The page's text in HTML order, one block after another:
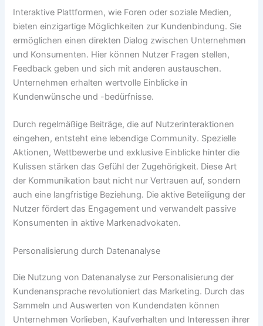
Interaktive Plattformen, wie Foren oder soziale Medien,
bieten einzigartige Möglichkeiten zur Kundenbindung. Sie
ermöglichen einen direkten Dialog zwischen Unternehmen
und Konsumenten. Hier können Nutzer Fragen stellen,
Feedback geben und sich mit anderen austauschen.
Unternehmen erhalten wertvolle Einblicke in
Kundenwünsche und -bedürfnisse.
Durch regelmäßige Beiträge, die auf Nutzerinteraktionen
eingehen, entsteht eine lebendige Community. Spezielle
Aktionen, Wettbewerbe und exklusive Einblicke hinter die
Kulissen stärken das Gefühl der Zugehörigkeit. Diese Art
der Kommunikation baut nicht nur Vertrauen auf, sondern
auch eine langfristige Beziehung. Die aktive Beteiligung der
Nutzer fördert das Engagement und verwandelt passive
Konsumenten in aktive Markenadvokaten.
Personalisierung durch Datenanalyse
Die Nutzung von Datenanalyse zur Personalisierung der
Kundenansprache revolutioniert das Marketing. Durch das
Sammeln und Auswerten von Kundendaten können
Unternehmen Vorlieben, Kaufverhalten und Interessen ihrer